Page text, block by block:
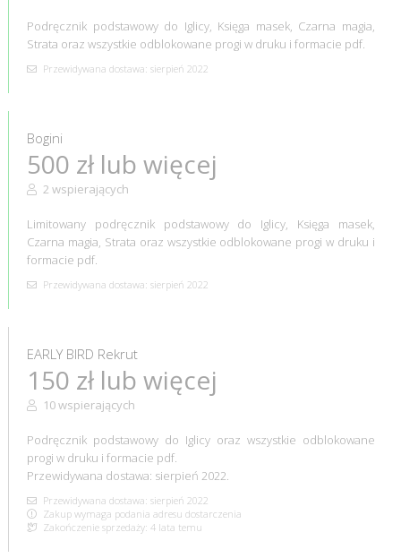
Podręcznik podstawowy do Iglicy, Księga masek, Czarna magia,
Strata oraz wszystkie odblokowane progi w druku i formacie pdf.
Przewidywana dostawa: sierpień 2022
Bogini
500 zł lub więcej
2 wspierających
Limitowany podręcznik podstawowy do Iglicy, Księga masek,
Czarna magia, Strata oraz wszystkie odblokowane progi w druku i
formacie pdf.
Przewidywana dostawa: sierpień 2022
EARLY BIRD Rekrut
150 zł lub więcej
10 wspierających
Podręcznik podstawowy do Iglicy oraz wszystkie odblokowane
progi w druku i formacie pdf.
Przewidywana dostawa: sierpień 2022.
Przewidywana dostawa: sierpień 2022
Zakup wymaga podania adresu dostarczenia
Zakończenie sprzedaży: 4 lata temu